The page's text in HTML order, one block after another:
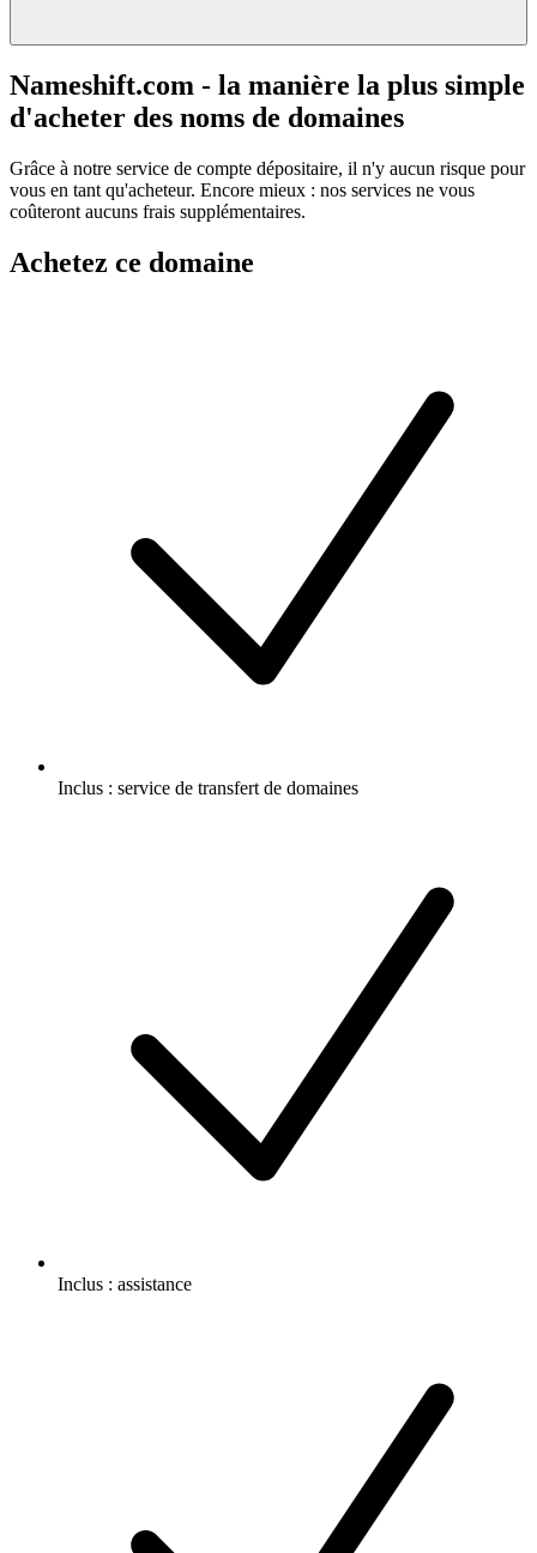
Nameshift.com - la manière la plus simple
d'acheter des noms de domaines
Grâce à notre service de compte dépositaire, il n'y aucun risque pour
vous en tant qu'acheteur. Encore mieux : nos services ne vous
coûteront aucuns frais supplémentaires.
Achetez ce domaine
Inclus : service de transfert de domaines
Inclus : assistance